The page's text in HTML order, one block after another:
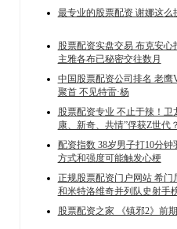
最专业的股票配资 谢娜这么
股票配资实盘交易 布克安
主雅各布已秘密交往数月
中国股票配资公司排名 老
聚首 不见特雷·杨
股票配资专业 不止于辣！卫
康、新奇、共情”俘获Z世代？
配资指数 38岁男子打10分
方式和强度可能触发心梗
正规股票配资门户网站 希门
和米特洛维奇并列队史射手
股票配资之家 《镇邪2》前